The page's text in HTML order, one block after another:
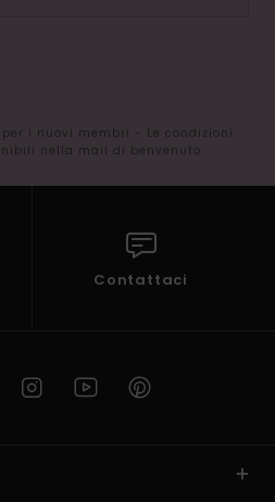
i nuovi membri - Le condizioni
nella mail di benvenuto
Contattaci